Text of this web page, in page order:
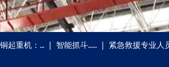
起重机：… 智能抓斗…… 紧急救援专业人